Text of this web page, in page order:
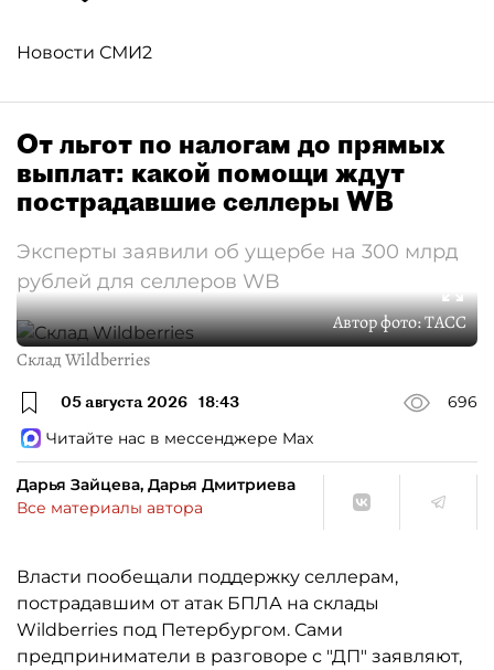
Новости СМИ2
От льгот по налогам до прямых
выплат: какой помощи ждут
пострадавшие селлеры WB
Эксперты заявили об ущербе на 300 млрд
рублей для селлеров WB
Автор фото:ТАСС
Склад Wildberries
05 августа 2026 18:43
696
Читайте нас в мессенджере Max
Дарья Зайцева, Дарья Дмитриева
Все материалы автора
Власти пообещали поддержку селлерам,
пострадавшим от атак БПЛА на склады
Wildberries под Петербургом. Сами
предприниматели в разговоре с "ДП" заявляют,